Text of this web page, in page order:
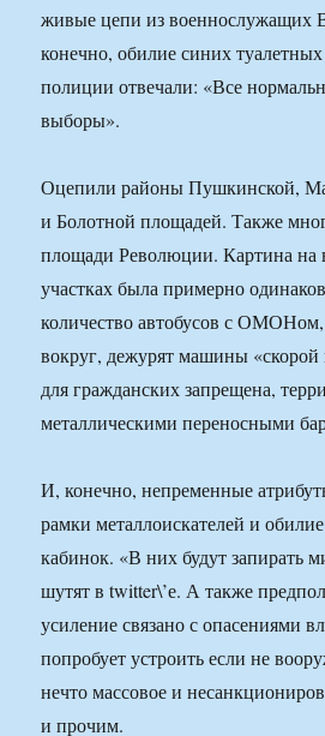
живые цепи из военнослужащих
конечно, обилие синих
полиции отвечали: «Все
выборы».
Оцепили районы Пушкинской,
и Болотной площадей. Также
площади Революции. Картина на
участках была примерно
количество автобусов с
вокруг, дежурят машины
для гражданских запрещена,
металлическими переносными
И, конечно, непременные
рамки металлоискателей и
кабинок. «В них будут
шутят в twitter\’е. А также
усиление связано с опасениями
попробует устроить если не
нечто массовое и
и прочим.